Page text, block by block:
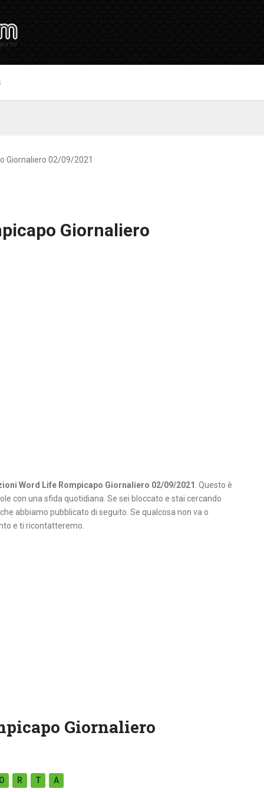
Giornaliero 02/09/2021
Giornaliero
Word Life Rompicapo Giornaliero 02/09/2021 . Questo è
con una sfida quotidiana. Se sei bloccato e stai cercando
abbiamo pubblicato di seguito. Se qualcosa non va o
e ti ricontatteremo.
Giornaliero
R T A